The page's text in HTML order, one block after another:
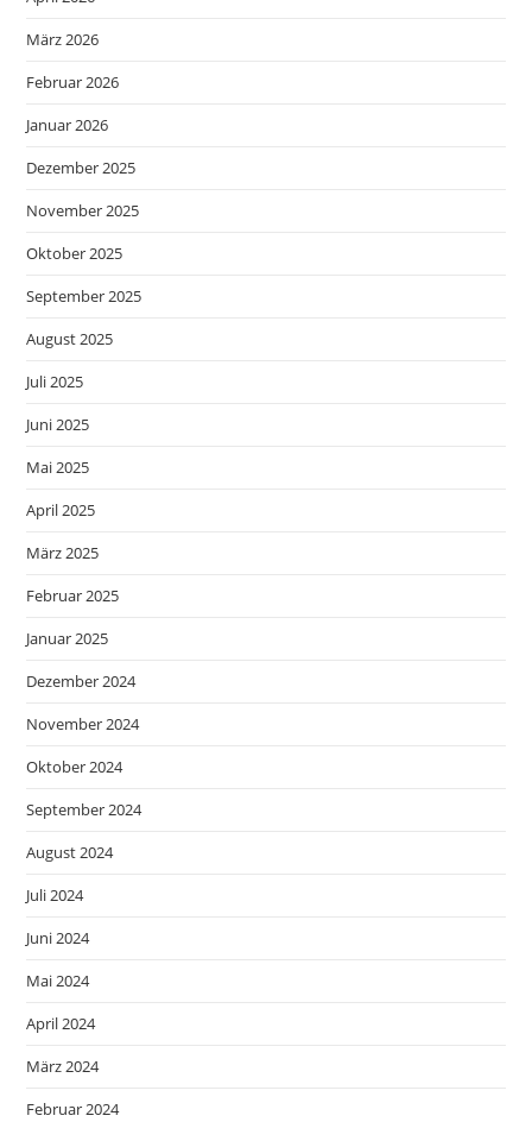
März 2026
Februar 2026
Januar 2026
Dezember 2025
November 2025
Oktober 2025
September 2025
August 2025
Juli 2025
Juni 2025
Mai 2025
April 2025
März 2025
Februar 2025
Januar 2025
Dezember 2024
November 2024
Oktober 2024
September 2024
August 2024
Juli 2024
Juni 2024
Mai 2024
April 2024
März 2024
Februar 2024